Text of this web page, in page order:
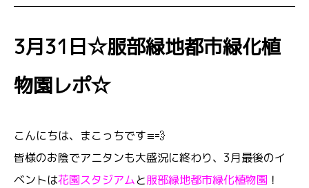
3月31日☆服部緑地都市緑化植
物園レポ☆
こんにちは、まこっちです≡💨
皆様のお陰でアニタンも大盛況に終わり、3月最後のイ
ベントは花園スタジアムと服部緑地都市緑化植物園 ！